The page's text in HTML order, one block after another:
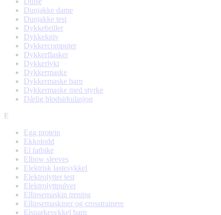
Dunjakke dame
Dunjakke test
Dykkebriller
Dykkekniv
Dykkercomputer
Dykkerflasker
Dykkerlykt
Dykkermaske
Dykkermaske barn
Dykkermaske med styrke
Dårlig blodsirkulasjon
E
Egg protein
Ekkolodd
El fatbike
Elbow sleeves
Elektrisk lastesykkel
Elektrolytter test
Elektrolyttpulver
Ellipsemaskin trening
Ellipsemaskiner og crosstrainere
Elsparkesykkel barn